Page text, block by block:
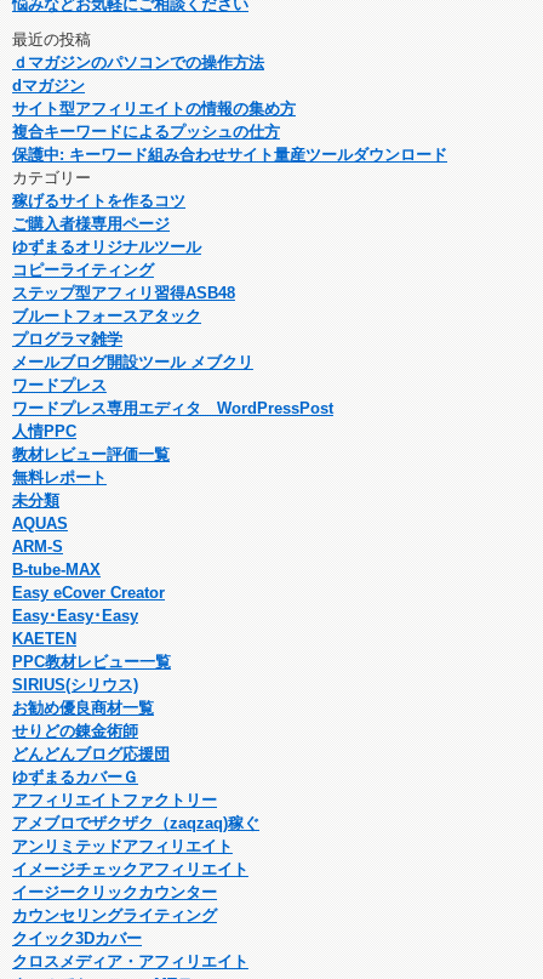
悩みなどお気軽にご相談ください
最近の投稿
ｄマガジンのパソコンでの操作方法
dマガジン
サイト型アフィリエイトの情報の集め方
複合キーワードによるプッシュの仕方
保護中: キーワード組み合わせサイト量産ツールダウンロード
カテゴリー
稼げるサイトを作るコツ
ご購入者様専用ページ
ゆずまるオリジナルツール
コピーライティング
ステップ型アフィリ習得ASB48
ブルートフォースアタック
プログラマ雑学
メールブログ開設ツール メブクリ
ワードプレス
ワードプレス専用エディタ WordPressPost
人情PPC
教材レビュー評価一覧
無料レポート
未分類
AQUAS
ARM-S
B-tube-MAX
Easy eCover Creator
Easy･Easy･Easy
KAETEN
PPC教材レビュー一覧
SIRIUS(シリウス)
お勧め優良商材一覧
せりどの錬金術師
どんどんブログ応援団
ゆずまるカバーＧ
アフィリエイトファクトリー
アメブロでザクザク（zaqzaq)稼ぐ
アンリミテッドアフィリエイト
イメージチェックアフィリエイト
イージークリックカウンター
カウンセリングライティング
クイック3Dカバー
クロスメディア・アフィリエイト